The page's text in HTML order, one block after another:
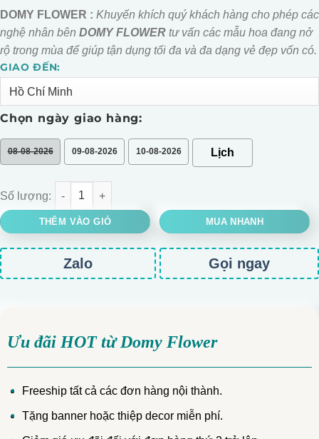
DOMY FLOWER : Khuyến khích quý khách hàng cho phép các
nghệ nhân bên DOMY FLOWER tư vấn các mẫu hoa đang nở
rộ trong mùa để giúp tận dụng tối đa và đa dạng vẻ đẹp vốn có.
GIAO ĐẾN:
Chọn ngày giao hàng:
08-08-2026 09-08-2026 10-08-2026
BÓ HOA GẤU BỖNG CAPYBARA NÂU số lượng
THÊM VÀO GIỎ MUA NHANH
Alternative:
Zalo Gọi ngay
Ưu đãi HOT từ Domy Flower
Freeship tất cả các đơn hàng nội thành.
Tặng banner hoặc thiệp decor miễn phí.